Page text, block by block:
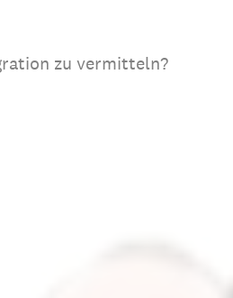
zu vermitteln?